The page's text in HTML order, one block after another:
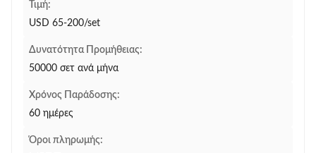
Τιμή:
USD 65-200/set
Δυνατότητα Προμήθειας:
50000 σετ ανά μήνα
Χρόνος Παράδοσης:
60 ημέρες
Όροι πληρωμής: